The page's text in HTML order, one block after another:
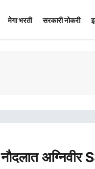
मेगा भरती सरकारी नोकरी
अग्निवीर